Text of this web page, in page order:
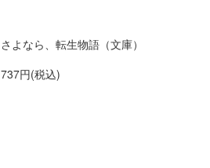
さよなら、転生物語（文庫）
737円(税込)